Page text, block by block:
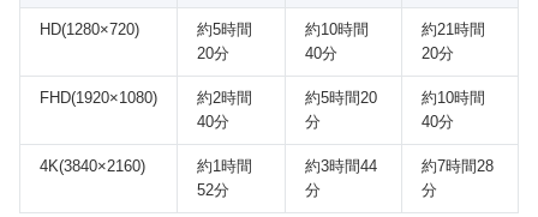
HD(1280×720)
約5時間
20分
約10時間
40分
約21時間
20分
FHD(1920×1080)
約2時間
40分
約5時間20
分
約10時間
40分
4K(3840×2160)
約1時間
52分
約3時間44
分
約7時間28
分